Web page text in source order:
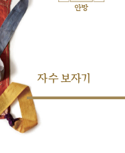
안방
자수 보자기